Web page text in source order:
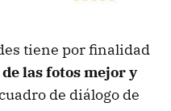
tiene por finalidad
las fotos mejor y
de diálogo de